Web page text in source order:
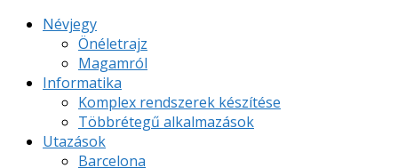
Névjegy
Önéletrajz
Magamról
Informatika
Komplex rendszerek készítése
Többrétegű alkalmazások
Utazások
Barcelona